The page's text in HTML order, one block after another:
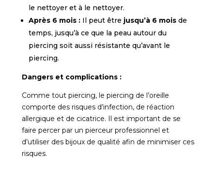
le nettoyer et à le nettoyer.
Après 6 mois :Il peut être jusqu’à 6 moisde
temps, jusqu’à ce que la peau autour du
piercing soit aussi résistante qu’avant le
piercing.
Dangers et complications :
Comme tout piercing, le piercing de l’oreille
comporte des risques d’infection, de réaction
allergique et de cicatrice. Il est important de se
faire percer par un pierceur professionnel et
d’utiliser des bijoux de qualité afin de minimiser ces
risques.